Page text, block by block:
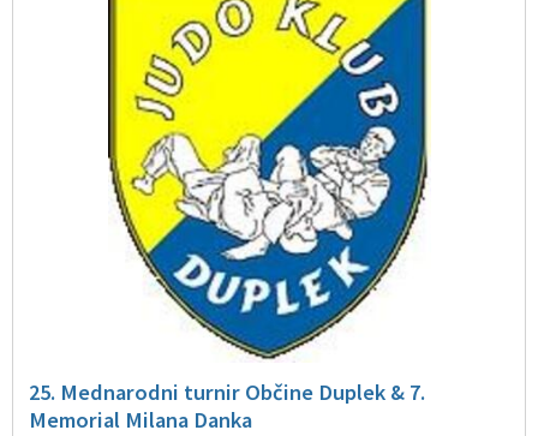
25. Mednarodni turnir Občine Duplek & 7.
Memorial Milana Danka